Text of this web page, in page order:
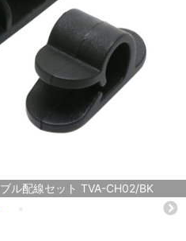
ル配線セット TVA-CH02/BK